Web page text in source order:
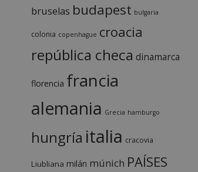
bruselas budapest bulgaria
colonia copenhague croacia
república checa dinamarca
florencia francia
alemania Grecia hamburgo
hungría italia cracovia
Liubliana milán múnich PAÍSES